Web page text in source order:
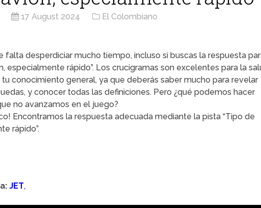
17 August 2024 El Colombiano
falta desperdiciar mucho tiempo, incluso si buscas la respuesta
especialmente rápido”. Los crucigramas son excelentes para la
conocimiento general, ya que deberás saber mucho para revelar
y conocer todas las definiciones. Pero ¿qué podemos hacer
no avanzamos en el juego?
Encontramos la respuesta adecuada mediante la pista “Tipo de
rápido”.
JET,